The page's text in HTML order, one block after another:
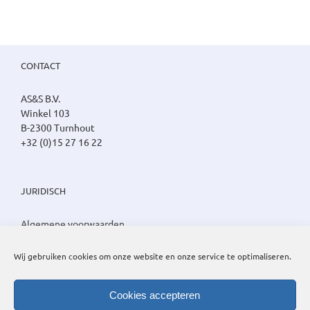
Wij gebruiken cookies om onze website en onze service te optimaliseren.
Cookies accepteren
CONTACT
AS&S B.V.
Winkel 103
B-2300 Turnhout
+32 (0)15 27 16 22
JURIDISCH
Algemene voorwaarden
Cookie beleid